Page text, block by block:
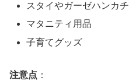
スタイやガーゼハンカチ
マタニティ用品
子育てグッズ
注意点 ：